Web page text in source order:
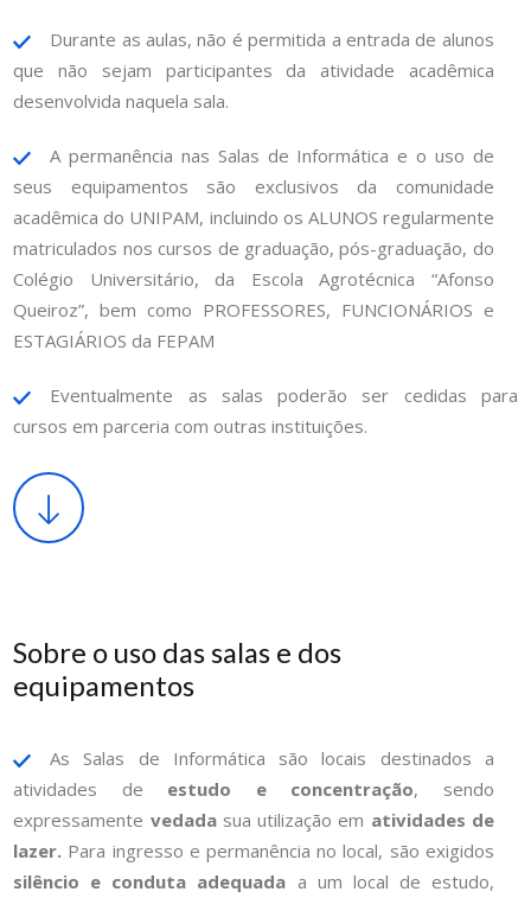
Durante as aulas, não é permitida a entrada de alunos
que não sejam participantes da atividade acadêmica
desenvolvida naquela sala.
A permanência nas Salas de Informática e o uso de
seus equipamentos são exclusivos da comunidade
acadêmica do UNIPAM, incluindo os ALUNOS regularmente
matriculados nos cursos de graduação, pós-graduação, do
Colégio Universitário, da Escola Agrotécnica “Afonso
Queiroz”, bem como PROFESSORES, FUNCIONÁRIOS e
ESTAGIÁRIOS da FEPAM
Eventualmente as salas poderão ser cedidas para
cursos em parceria com outras instituições.
Sobre o uso das salas e dos
equipamentos
As Salas de Informática são locais destinados a
atividades de estudo e concentração, sendo
expressamente vedadasua utilização em atividades de
lazer. Para ingresso e permanência no local, são exigidos
silêncio e conduta adequada a um local de estudo,